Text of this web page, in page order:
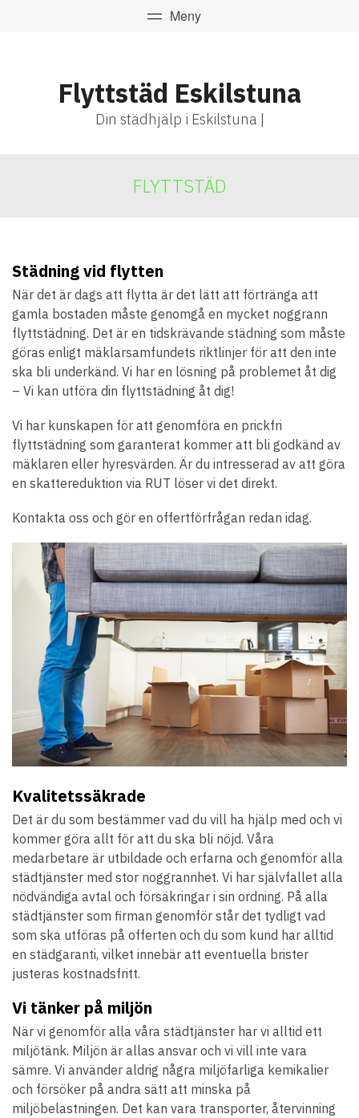
Flyttstäd Eskilstuna
Din städhjälp i Eskilstuna |
FLYTTSTÄD
Städning vid flytten
När det är dags att flytta är det lätt att förtränga att
gamla bostaden måste genomgå en mycket noggrann
flyttstädning. Det är en tidskrävande städning som måste
göras enligt mäklarsamfundets riktlinjer för att den inte
ska bli underkänd. Vi har en lösning på problemet åt dig
– Vi kan utföra din flyttstädning åt dig!
Vi har kunskapen för att genomföra en prickfri
flyttstädning som garanterat kommer att bli godkänd av
mäklaren eller hyresvärden. Är du intresserad av att göra
en skattereduktion via RUT löser vi det direkt.
Kontakta oss och gör en offertförfrågan redan idag.
Kvalitetssäkrade
Det är du som bestämmer vad du vill ha hjälp med och vi
kommer göra allt för att du ska bli nöjd. Våra
medarbetare är utbildade och erfarna och genomför alla
städtjänster med stor noggrannhet. Vi har självfallet alla
nödvändiga avtal och försäkringar i sin ordning. På alla
städtjänster som firman genomför står det tydligt vad
som ska utföras på offerten och du som kund har alltid
en städgaranti, vilket innebär att eventuella brister
justeras kostnadsfritt.
Vi tänker på miljön
När vi genomför alla våra städtjänster har vi alltid ett
miljötänk. Miljön är allas ansvar och vi vill inte vara
sämre. Vi använder aldrig några miljöfarliga kemikalier
och försöker på andra sätt att minska på
miljöbelastningen. Det kan vara transporter, återvinning